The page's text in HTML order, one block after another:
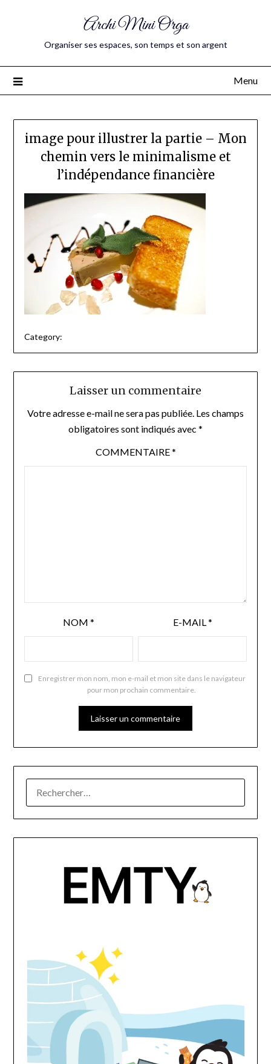
Archi Mini Orga
Organiser ses espaces, son temps et son argent
Menu
image pour illustrer la partie – Mon
chemin vers le minimalisme et
l’indépendance financière
Category:
Laisser un commentaire
Votre adresse e-mail ne sera pas publiée. Les champs
obligatoires sont indiqués avec *
COMMENTAIRE*
NOM * E-MAIL*
Enregistrer mon nom, mon e-mail et mon site dans le navigateur
pour mon prochain commentaire.